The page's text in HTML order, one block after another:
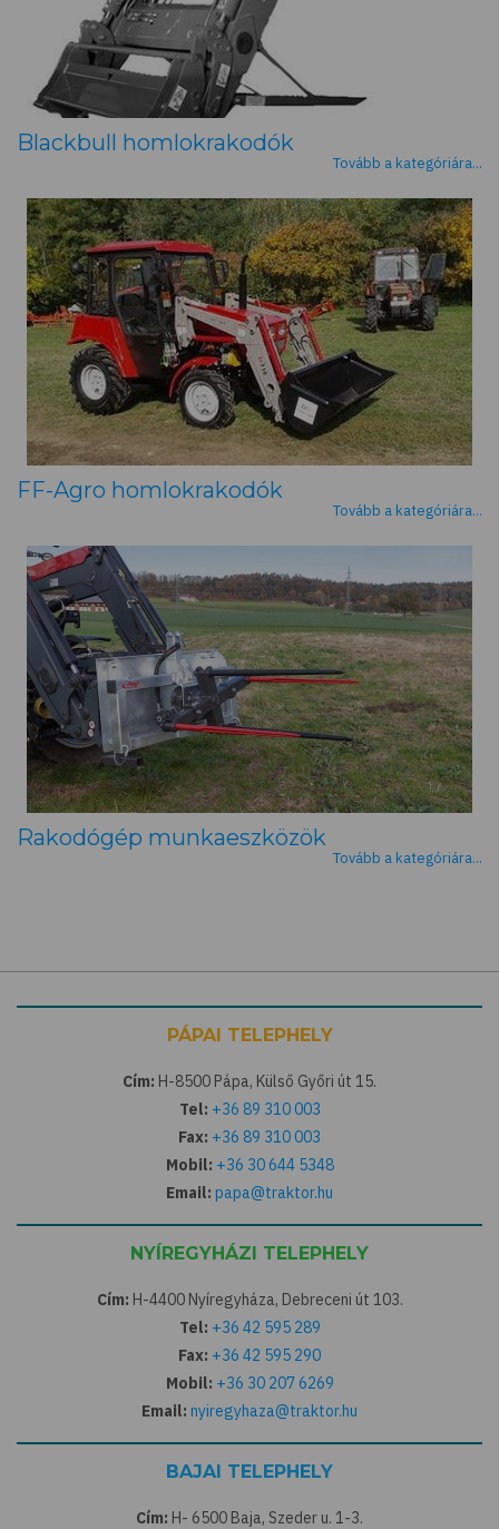
Blackbull homlokrakodók
Tovább a kategóriára...
FF-Agro homlokrakodók
Tovább a kategóriára...
Rakodógép munkaeszközök
Tovább a kategóriára...
PÁPAI TELEPHELY
Cím: H-8500 Pápa, Külső Győri út 15.
Tel: +36 89 310 003
Fax: +36 89 310 003
Mobil: +36 30 644 5348
Email: papa@traktor.hu
NYÍREGYHÁZI TELEPHELY
Cím: H-4400 Nyíregyháza, Debreceni út 103.
Tel: +36 42 595 289
Fax: +36 42 595 290
Mobil: +36 30 207 6269
Email: nyiregyhaza@traktor.hu
BAJAI TELEPHELY
Cím: H- 6500 Baja, Szeder u. 1-3.